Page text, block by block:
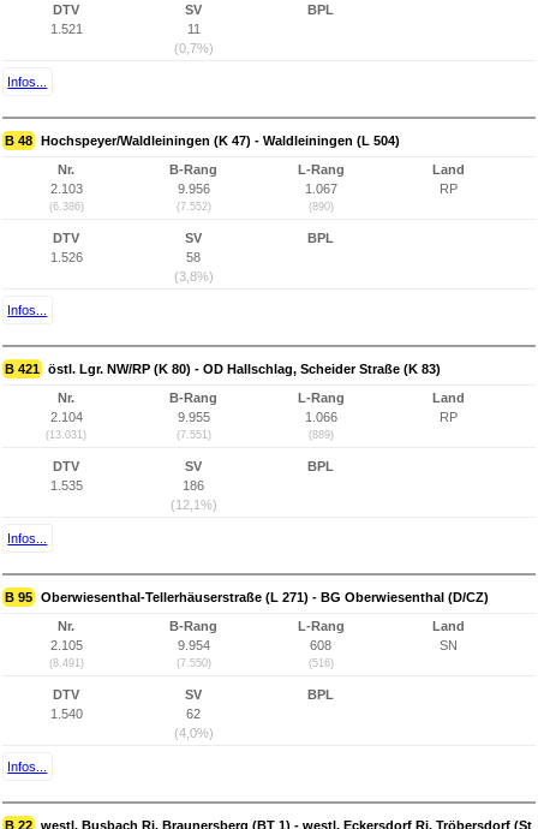
DTV
1.521
SV
11
(0,7%)
BPL
Infos...
B 48 Hochspeyer/Waldleiningen (K 47) - Waldleiningen (L 504)
Nr.
2.103
(6.386)
B-Rang
9.956
(7.552)
L-Rang
1.067
(890)
Land
RP
DTV
1.526
SV
58
(3,8%)
BPL
Infos...
B 421 östl. Lgr. NW/RP (K 80) - OD Hallschlag, Scheider Straße (K 83)
Nr.
2.104
(13.031)
B-Rang
9.955
(7.551)
L-Rang
1.066
(889)
Land
RP
DTV
1.535
SV
186
(12,1%)
BPL
Infos...
B 95 Oberwiesenthal-Tellerhäuserstraße (L 271) - BG Oberwiesenthal (D/CZ)
Nr.
2.105
(8.491)
B-Rang
9.954
(7.550)
L-Rang
608
(516)
Land
SN
DTV
1.540
SV
62
(4,0%)
BPL
Infos...
B 22 westl. Busbach Ri. Braunersberg (BT 1) - westl. Eckersdorf Ri. Tröbersdorf (St